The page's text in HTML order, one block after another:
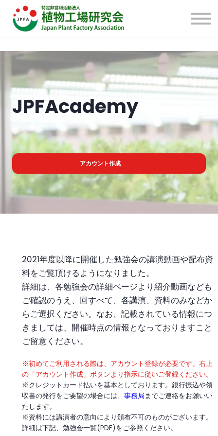
国際研修(英語)
English
Sign in
JPFAcademy
アカウント作成
2021年度以降に開催した勉強会の講演動画や配布資
料をご覧頂けるようになりました。
詳細は、各勉強会の詳細ページより紹介動画なども
ご確認のうえ、回すべて、各講演、資料のみなどか
らご選択ください。なお、記載されている情報につ
きましては、開催時点の情報となっておりますこと
ご留意ください。
※初めてご利用される際は、アカウント登録が必要です。右上
の「アカウント作成」ボタンより指示に従いご登録ください。
※クレジットカード払いを基本としております。銀行振込や領
収書の発行をご要望の場合には、 事務局までご連絡をお願いい
たします。
※資料には講演者の意向により頒布不可のものがございます。
詳細は下記、勉強会一覧(PDF)をご参照ください。